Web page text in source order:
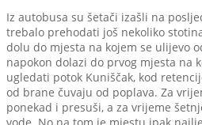
Iz autobusa su šetači izašli na
trebalo prehodati još nekoliko
dolu do mjesta na kojem se ulijevo
napokon dolazi do prvog mjesta na
ugledati potok Kuniščak, kod
od brane čuvaju od poplava. Za
ponekad i presuši, a za vrijeme